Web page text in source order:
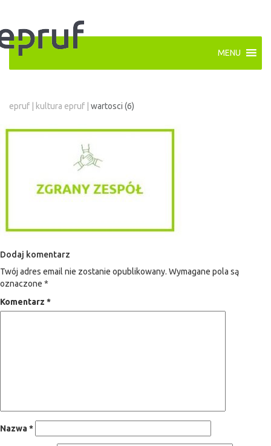
MENU
epruf kultura epruf wartosci (6)
Dodaj komentarz
Twój adres email nie zostanie opublikowany. Wymagane pola są
oznaczone *
Komentarz *
Nazwa*